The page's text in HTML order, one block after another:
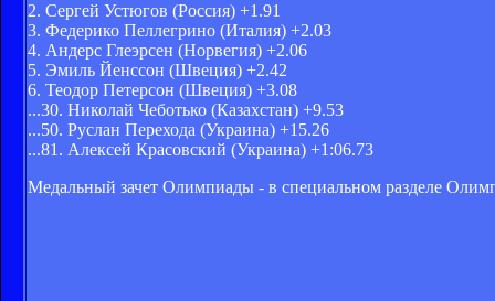
2. Сергей Устюгов (Россия) +1.91
3. Федерико Пеллегрино (Италия) +2.03
4. Андерс Глеэрсен (Норвегия) +2.06
5. Эмиль Йенссон (Швеция) +2.42
6. Теодор Петерсон (Швеция) +3.08
...30. Николай Чеботько (Казахстан) +9.53
...50. Руслан Перехода (Украина) +15.26
...81. Алексей Красовский (Украина) +1:06.73
Медальный зачет Олимпиады - в специальном разделе